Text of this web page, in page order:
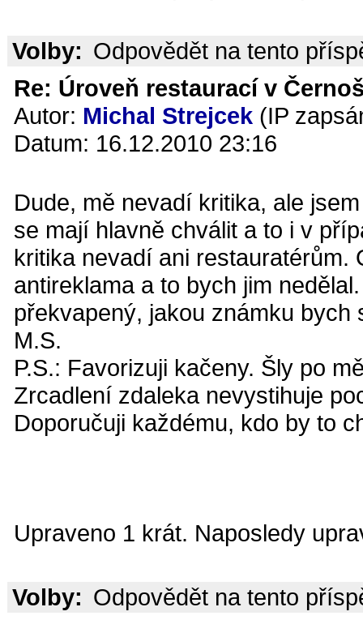
Volby: Odpovědět na tento
Re: Úroveň restaurací v
Autor: Michal Strejcek (IP
Datum: 16.12.2010 23:16
Dude, mě nevadí kritika, ale
se mají hlavně chválit a to i v
kritika nevadí ani restauratérům.
antireklama a to bych jim
překvapený, jakou známku bych
M.S.
P.S.: Favorizuji kačeny. Šly po
Zrcadlení zdaleka nevystihuje
Doporučuji každému, kdo by to
Upraveno 1 krát. Naposledy
Volby: Odpovědět na tento